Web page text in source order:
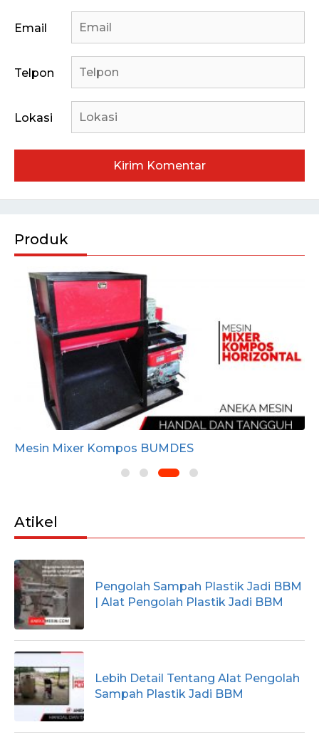
Email
Telpon
Lokasi
Produk
Mesin Mixer Kompos BUMDES
Atikel
Pengolah Sampah Plastik Jadi BBM
| Alat Pengolah Plastik Jadi BBM
Lebih Detail Tentang Alat Pengolah
Sampah Plastik Jadi BBM